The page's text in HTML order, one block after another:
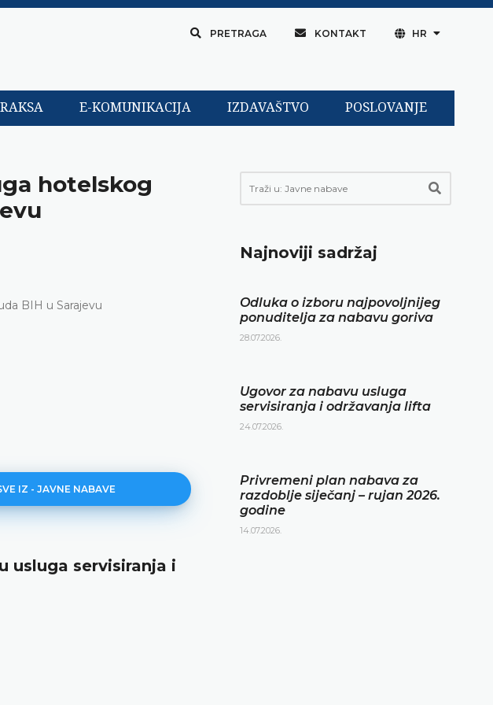
PRETRAGA KONTAKT HR
E-KOMUNIKACIJA IZDAVAŠTVO POSLOVANJE
hotelskog
BIH u Sarajevu
IZ - JAVNE NABAVE
usluga servisiranja i
Najnoviji sadržaj
Odluka o izboru najpovoljnijeg
ponuditelja za nabavu goriva
28.07.2026.
Ugovor za nabavu usluga
servisiranja i održavanja lifta
24.07.2026.
Privremeni plan nabava za
razdoblje siječanj – rujan 2026.
godine
14.07.2026.